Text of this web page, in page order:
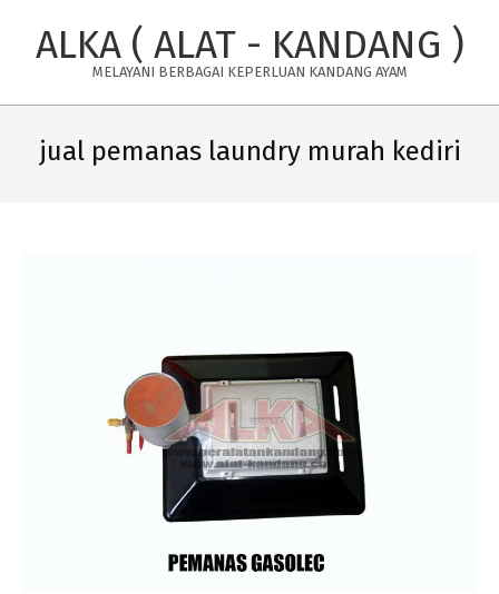
ALKA ( ALAT - KANDANG )
MELAYANI BERBAGAI KEPERLUAN KANDANG AYAM
Navigation
Menu
jual pemanas laundry murah kediri